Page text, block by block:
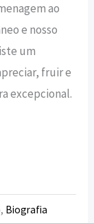
ao
e nosso
um
fruir e
excepcional.
, Biografia